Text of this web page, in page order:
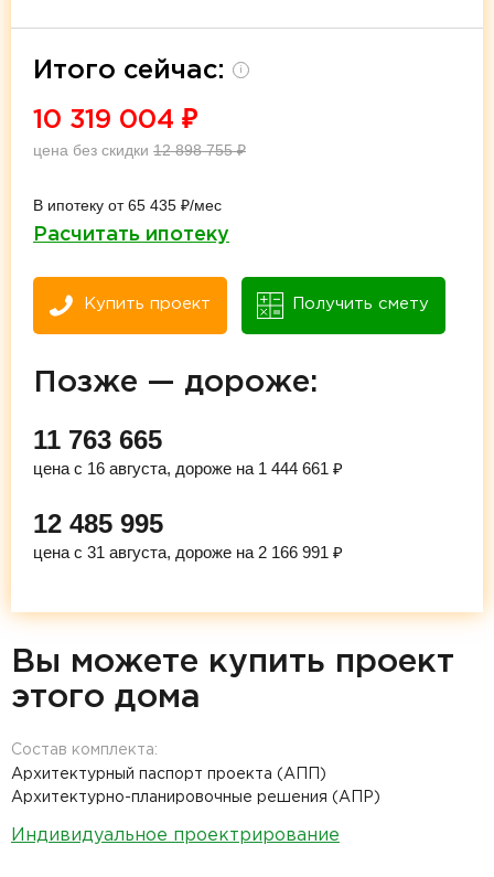
Итого сейчас: i
10 319 004 ₽
цена без скидки 12 898 755₽
В ипотеку от 65 435 ₽/мес
Расчитать ипотеку
Купить проект Получить смету
Позже — дороже:
11 763 665
цена с 16 августа, дороже на 1 444 661 ₽
12 485 995
цена с 31 августа, дороже на 2 166 991 ₽
Вы можете купить проект
этого дома
Состав комплекта:
Архитектурный паспорт проекта (АПП)
Архитектурно-планировочные решения (АПР)
Индивидуальное проектрирование